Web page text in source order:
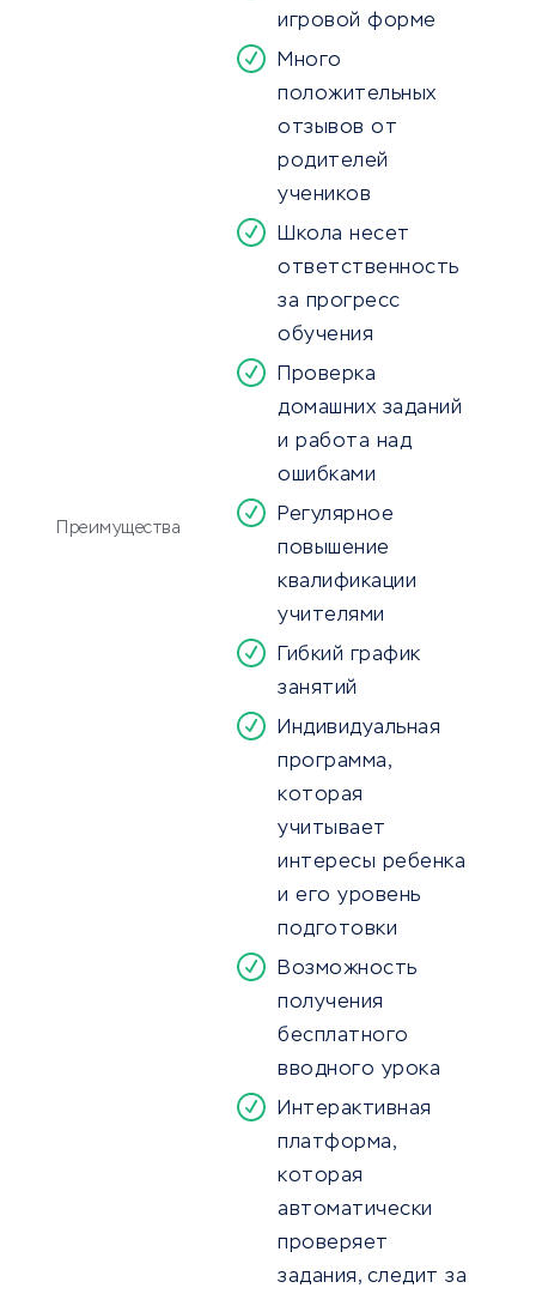
Преимущества
игровой форме
Много
положительных
отзывов от
родителей
учеников
Школа несет
ответственность
за прогресс
обучения
Проверка
домашних заданий
и работа над
ошибками
Регулярное
повышение
квалификации
учителями
Гибкий график
занятий
Индивидуальная
программа,
которая
учитывает
интересы ребенка
и его уровень
подготовки
Возможность
получения
бесплатного
вводного урока
Интерактивная
платформа,
которая
автоматически
проверяет
задания, следит за